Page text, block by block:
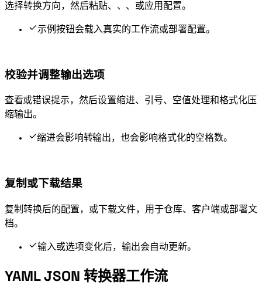
选择转换方向，然后粘贴 Docker、GitHub Actions、Kubernetes、CI/CD 或应用配置。
“示例”按钮会载入真实的工作流或部署配置。
校验并调整输出选项
查看 YAML 或 JSON 错误提示，然后设置缩进、引号、空值处理和格式化/压
缩输出。
YAML 缩进会影响 JSON 转 YAML 输出，也会影响格式化 JSON 的空格数。
复制或下载结果
复制转换后的配置，或下载 .json / .yaml 文件，用于仓库、API 客户端或部署文
档。
输入或选项变化后，输出会自动更新。
YAML JSON 转换器工作流